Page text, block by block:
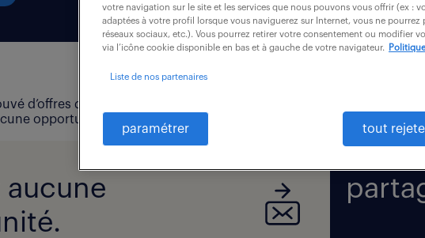
d’offres d’emploi qui correspondent exactement à vos critères
opportunité !
aucune
votre navigation sur le site et les services que nous pouvons vous offrir (ex :
adaptées à votre profil lorsque vous naviguerez sur Internet, vous ne pourrez
réseaux sociaux, etc.). Vous pourrez retirer votre consentement ou modifier
via l’icône cookie disponible en bas et à gauche de votre navigateur.
Liste de nos partenaires
paramétrer tout